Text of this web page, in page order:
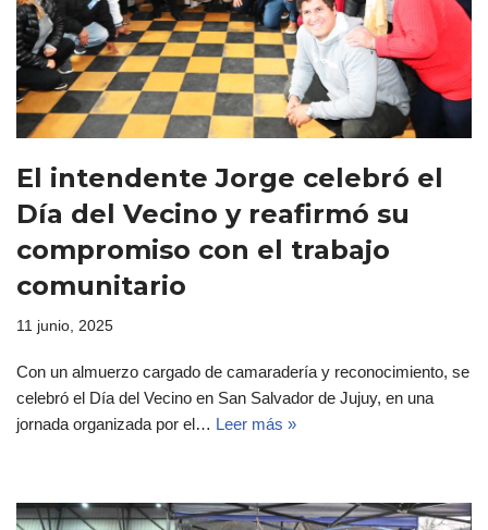
El intendente Jorge celebró el
Día del Vecino y reafirmó su
compromiso con el trabajo
comunitario
11 junio, 2025
Con un almuerzo cargado de camaradería y reconocimiento, se
celebró el Día del Vecino en San Salvador de Jujuy, en una
jornada organizada por el… Leer más »